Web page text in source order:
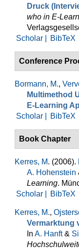
Druck
who in E-
Scholar |
BibTeX
Conference
Bormann, M.,
Multimethod
E-Learning
Scholar |
BibTeX
Book Chapter
Kerres, M. (2006).
A. Hohenstein
Learning.
Scholar |
BibTeX
Kerres, M.,
Vermarktung
In A. Hanft&